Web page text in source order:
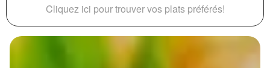
Cliquez ici pour trouver vos plats préférés!